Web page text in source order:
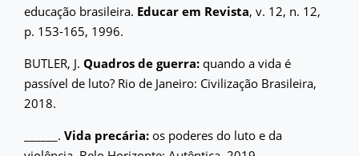
educação brasileira. Educar em Revista, v. 12, n. 12,
p. 153-165, 1996.
BUTLER, J. Quadros de guerra: quando a vida é
passível de luto? Rio de Janeiro: Civilização Brasileira,
2018.
______. Vida precária: os poderes do luto e da